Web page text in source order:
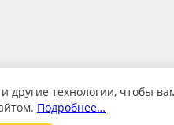
другие технологии, чтобы
Подробнее…